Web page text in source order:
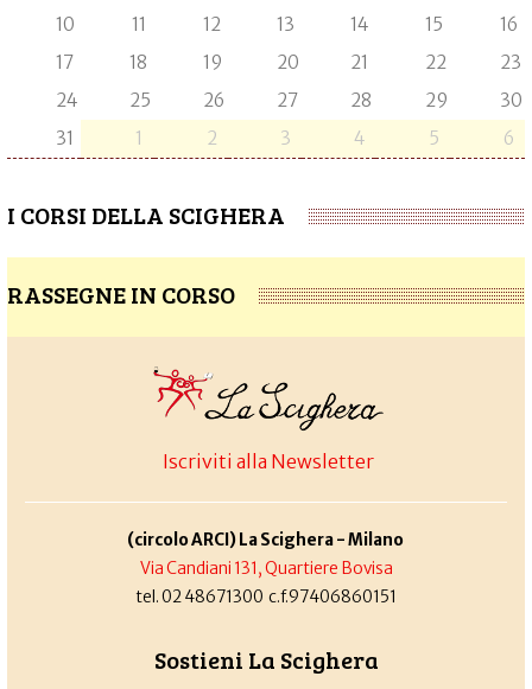
10
11 12 13 14 15
16
17
18 19 20 21 22
23
24
25 26 27 28 29
30
31
1 2 3 4 5 6
I CORSI DELLA SCIGHERA
RASSEGNE IN CORSO
Iscriviti alla Newsletter
(circolo ARCI) La Scighera - Milano
Via Candiani 131, Quartiere Bovisa
tel. 02 48671300 c.f.97406860151
Sostieni La Scighera